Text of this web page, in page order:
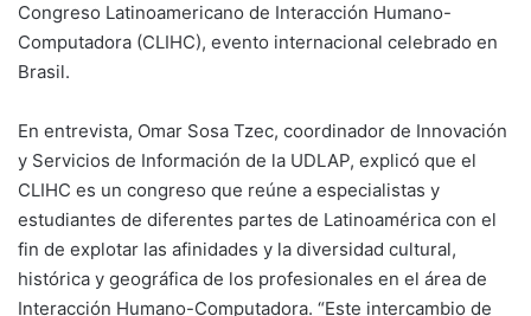
Congreso Latinoamericano de Interacción Humano-
Computadora (CLIHC), evento internacional celebrado en
Brasil.
En entrevista, Omar Sosa Tzec, coordinador de Innovación
y Servicios de Información de la UDLAP, explicó que el
CLIHC es un congreso que reúne a especialistas y
estudiantes de diferentes partes de Latinoamérica con el
fin de explotar las afinidades y la diversidad cultural,
histórica y geográfica de los profesionales en el área de
Interacción Humano-Computadora. “Este intercambio de